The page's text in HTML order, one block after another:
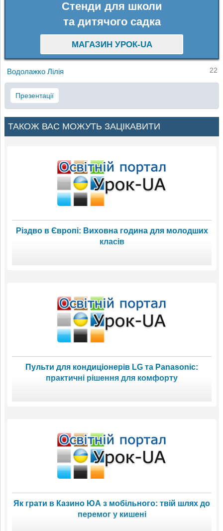
Стенди для школи
та дитячого садка
МАГАЗИН УРОК-UA
Водолажко Лілія 22
Презентації
ТАКОЖ ВАС МОЖУТЬ ЗАЦІКАВИТИ
Різдво в Європі: Виховна година для молодших
класів
Пульти для кондиціонерів LG та Panasonic:
практичні рішення для комфорту
Як грати в Казино ЮА з мобільного: твій шлях до
перемог у кишені